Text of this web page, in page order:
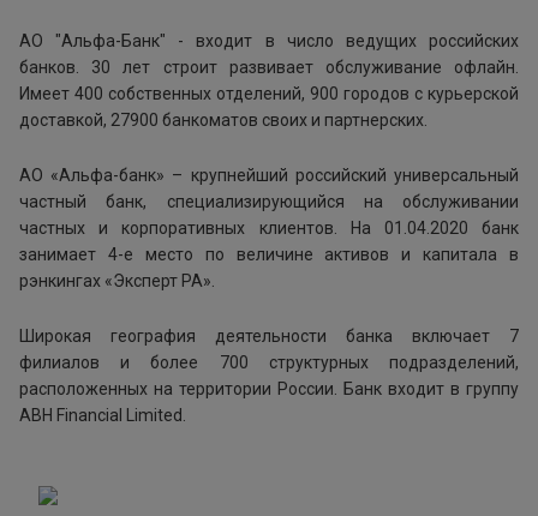
АО "Альфа-Банк" - входит в число ведущих российских
банков. 30 лет строит развивает обслуживание офлайн.
Имеет 400 собственных отделений, 900 городов с курьерской
доставкой, 27900 банкоматов своих и партнерских.
АО «Альфа-банк» – крупнейший российский универсальный
частный банк, специализирующийся на обслуживании
частных и корпоративных клиентов. На 01.04.2020 банк
занимает 4-е место по величине активов и капитала в
рэнкингах «Эксперт РА».
Широкая география деятельности банка включает 7
филиалов и более 700 структурных подразделений,
расположенных на территории России. Банк входит в группу
ABH Financial Limited.